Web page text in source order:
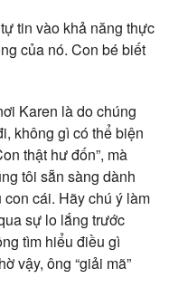
tin vào khả năng thực
của nó. Con bé biết
Karen là do chúng
không gì có thể biện
thật hư đốn”, mà
tôi sẵn sàng dành
cái. Hãy chú ý làm
sự lo lắng trước
tìm hiểu điều gì
vậy, ông “giải mã”